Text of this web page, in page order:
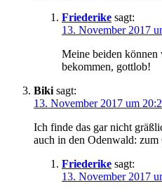
Friederike sagt:
13. November 2017
Meine beiden können
bekommen, gottlob!
Biki sagt:
13. November 2017 um
Ich finde das gar nicht
auch in den Odenwald: zum
Friederike sagt:
13. November 2017